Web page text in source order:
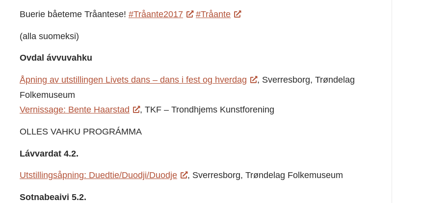
Buerie båeteme Tråantese! #Tråante2017 #Tråante
(alla suomeksi)
Ovdal ávvuvahku
Åpning av utstillingen Livets dans – dans i fest og hverdag
, Sverresborg, Trøndelag
Folkemuseum
Vernissage: Bente Haarstad
, TKF – Trondhjems Kunstforening
OLLES VAHKU PROGRÁMMA
Lávvardat 4.2.
Utstillingsåpning: Duedtie/Duodji/Duodje , Sverresborg, Trøndelag Folkemuseum
Sotnabeaivi 5.2.